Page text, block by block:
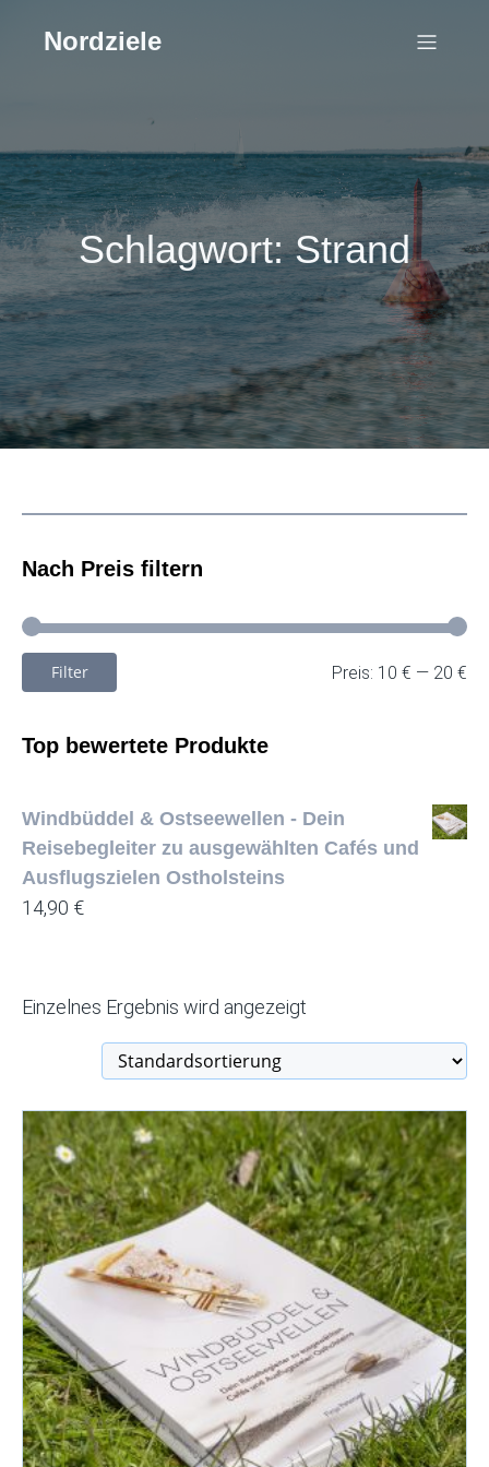
Nordziele
Schlagwort: Strand
Nach Preis filtern
Filter Preis: 10 € — 20 €
Top bewertete Produkte
Windbüddel & Ostseewellen - Dein
Reisebegleiter zu ausgewählten Cafés und
Ausflugszielen Ostholsteins
14,90 €
Einzelnes Ergebnis wird angezeigt